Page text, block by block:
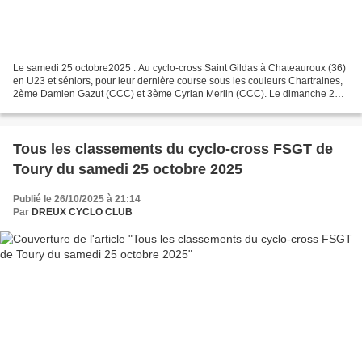
Le samedi 25 octobre2025 : Au cyclo-cross Saint Gildas à Chateauroux (36)
en U23 et séniors, pour leur dernière course sous les couleurs Chartraines,
2ème Damien Gazut (CCC) et 3ème Cyrian Merlin (CCC). Le dimanche 26
Tous les classements du cyclo-cross FSGT de
Toury du samedi 25 octobre 2025
Publié le 26/10/2025 à 21:14
Par DREUX CYCLO CLUB